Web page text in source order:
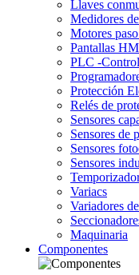
Llaves
Medidores
Motores
Pantallas
PLC -
Protección
Relés de
Sensores
Sensores de
Sensores
Sensores
Variacs
Variadores
Maquinaria
Componentes